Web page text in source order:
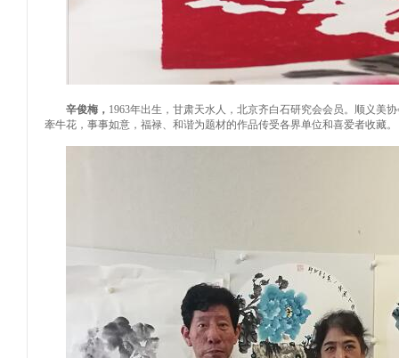
辛俊梅 ， 1963年出生，甘肃天水人，北京齐白石研究会会员。顺义美
牽牛花，事事如意，福禄、和谐为题材的作品传受各界单位和喜爱者收藏。